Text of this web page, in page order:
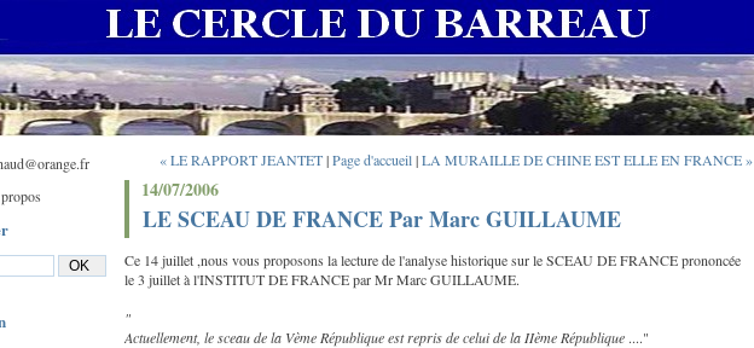
« LE RAPPORT JEANTET|Page d'accueil|LA MURAILLE DE CHINE EST ELLE EN FRANCE »
14/07/2006
LE SCEAU DE FRANCE Par Marc GUILLAUME
Ce 14 juillet ,nous vous proposons la lecture de l'analyse historique sur le SCEAU DE FRANCE prononcée
le 3 juillet à l'INSTITUT DE FRANCE par Mr Marc GUILLAUME.
"
Actuellement, le sceau de la Vème République est repris de celui de la IIème République ...."